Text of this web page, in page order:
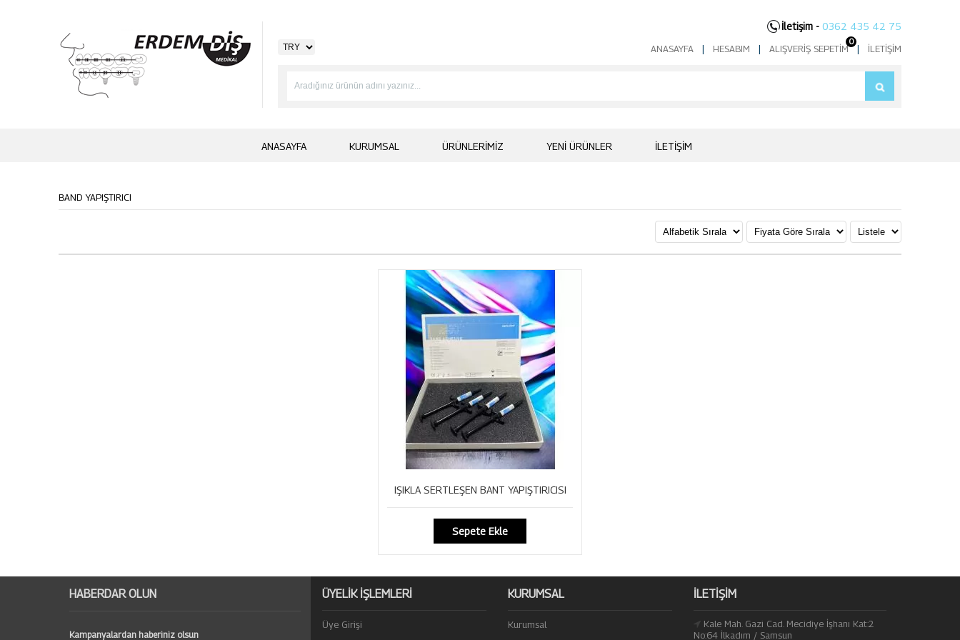
ANASAYFA | HESABIM | ALIŞVERIŞ SEPETIM| İLETIŞIM
İletişim - 0362 435 42 75
0
ANASAYFA KURUMSAL ÜRÜNLERIMIZ YENI ÜRÜNLER İLETIŞIM
BAND YAPIŞTIRICI
IŞIKLA SERTLEŞEN BANT YAPIŞTIRICISI
Sepete Ekle
HABERDAR OLUN
Kampanyalardan haberiniz olsun
ÜYELİK İŞLEMLERİ
Üye Girişi
KURUMSAL
Kurumsal
İLETIŞIM
Kale Mah. Gazi Cad. Mecidiye İşhanı Kat:2
No:64 İlkadım / Samsun